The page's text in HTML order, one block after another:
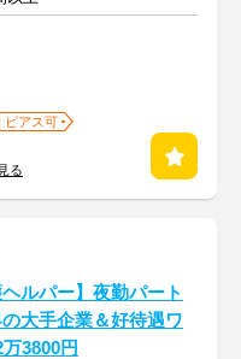
ピアス可
る
ヘルパー】夜勤パート
大手企業＆好待遇ワ
3800円